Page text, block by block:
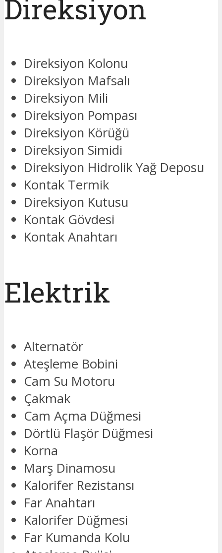
Direksiyon
Direksiyon Kolonu
Direksiyon Mafsalı
Direksiyon Mili
Direksiyon Pompası
Direksiyon Körüğü
Direksiyon Simidi
Direksiyon Hidrolik Yağ Deposu
Kontak Termik
Direksiyon Kutusu
Kontak Gövdesi
Kontak Anahtarı
Elektrik
Alternatör
Ateşleme Bobini
Cam Su Motoru
Çakmak
Cam Açma Düğmesi
Dörtlü Flaşör Düğmesi
Korna
Marş Dinamosu
Kalorifer Rezistansı
Far Anahtarı
Kalorifer Düğmesi
Far Kumanda Kolu